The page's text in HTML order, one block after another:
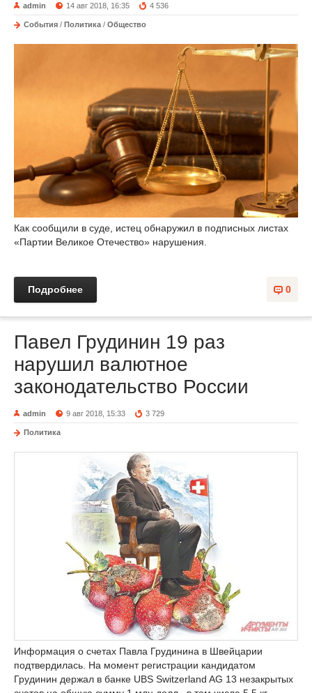
admin 14 авг 2018, 16:35 4 536
События / Политика / Общество
Как сообщили в суде, истец обнаружил в подписных листах
«Партии Великое Отечество» нарушения.
0
Подробнее
Павел Грудинин 19 раз
нарушил валютное
законодательство России
admin 9 авг 2018, 15:33 3 729
Политика
Информация о счетах Павла Грудинина в Швейцарии
подтвердилась. На момент регистрации кандидатом
Грудинин держал в банке UBS Switzerland AG 13 незакрытых